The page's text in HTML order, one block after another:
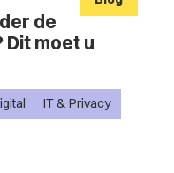
de
moet u
IT & Privacy